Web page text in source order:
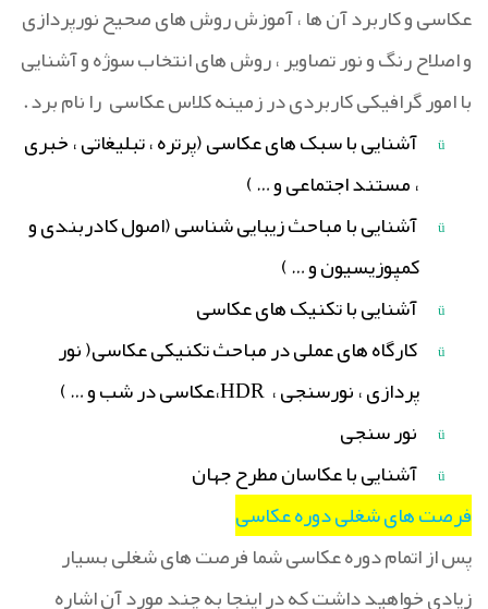
عکاسی و کاربرد آن ها ، آموزش روش های صحیح نورپردازی
و اصلاح رنگ و نور تصاویر ، روش های انتخاب سوژه و آشنایی
با امور گرافیکی کاربردی در زمینه کلاس عکاسی را نام برد.
ü
آشنایی با سبک های عکاسی (پرتره ، تبلیغاتی ، خبری
، مستند اجتماعی و…
)
ü
آشنایی با مباحث زیبایی شناسی (اصول کادربندی و
کمپوزیسیون و…
)
ü آشنایی با تکنیک های عکاسی
ü
کارگاه های عملی در مباحث تکنیکی عکاسی( نور
پردازی ، نورسنجی ، HDR،عکاسی در شب و…
)
ü نور سنجی
ü
آشنایی با عکاسان مطرح جهان
فرصت های شغلی دوره عکاسی
پس از اتمام دوره عکاسی شما فرصت های شغلی بسیار
زیادی خواهید داشت که در اینجا به چند مورد آن اشاره